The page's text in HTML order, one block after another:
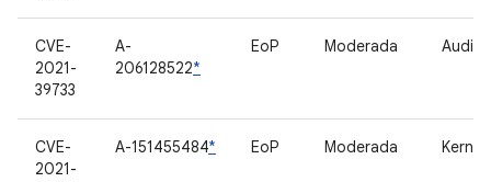
CVE-
2021-
39733
A-
206128522*
EoP Moderada Audio
CVE-
2021-
A-151455484* EoP Moderada Kernel